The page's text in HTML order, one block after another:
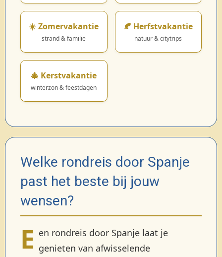
☀️ Zomervakantie
strand & familie
🍂 Herfstvakantie
natuur & citytrips
🎄 Kerstvakantie
winterzon & feestdagen
Welke rondreis door Spanje
past het beste bij jouw
wensen?
E en rondreis door Spanje laat je
genieten van afwisselende